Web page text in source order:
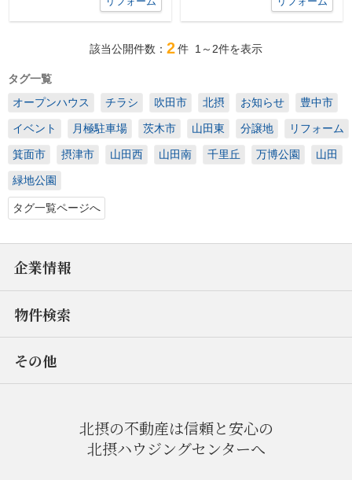
該当公開件数： 2件 1～2件を表示
タグ一覧
オープンハウス
チラシ 吹田市 北摂 お知らせ 豊中市
イベント 月極駐車場 茨木市 山田東 分譲地 リフォーム
箕面市 摂津市 山田西 山田南 千里丘 万博公園 山田
緑地公園
タグ一覧ページへ
企業情報
物件検索
その他
北摂の不動産は信頼と安心の
北摂ハウジングセンターへ